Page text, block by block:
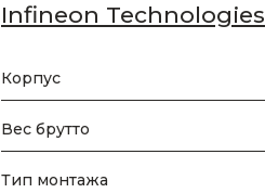
Infineon Technologies
Корпус
Вес брутто
Тип монтажа